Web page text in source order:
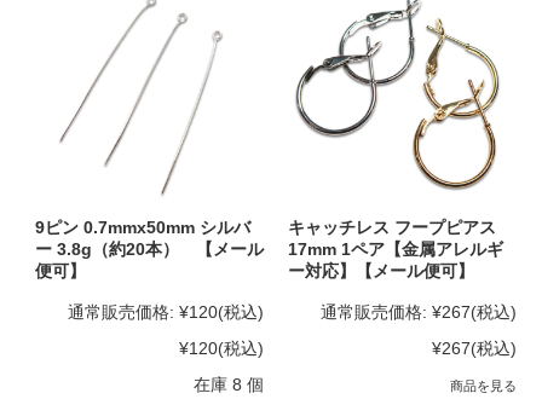
9ピン 0.7mmx50mm シルバ
ー 3.8g（約20本） 【メール
便可】
通常販売価格: ¥120(税込)
¥120(税込)
在庫 8 個
キャッチレス フープピアス
17mm 1ペア【金属アレルギ
ー対応】【メール便可】
通常販売価格: ¥267(税込)
¥267(税込)
商品を見る